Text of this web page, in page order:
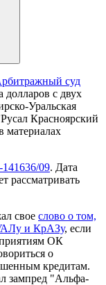
суд
с двух
Уральская
Красноярский
09. Дата
рассматривать
свое слово о том,
и КрАЗу, если
ОК
о
кредитам.
зампред "Альфа-